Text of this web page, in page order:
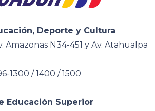
Deporte y Cultura
Amazonas N34-451 y Av. Atahualpa
1300 / 1400 / 1500
Educación Superior